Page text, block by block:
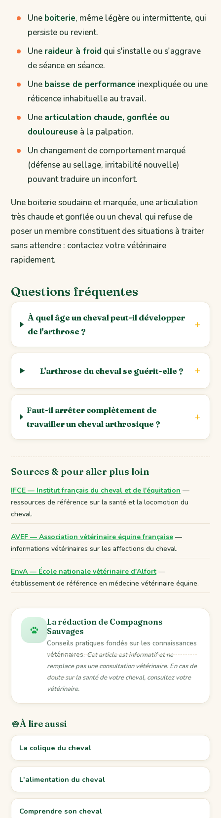
Une boiterie, même légère ou intermittente, qui
persiste ou revient.
Une raideur à froid qui s'installe ou s'aggrave
de séance en séance.
Une baisse de performance inexpliquée ou une
réticence inhabituelle au travail.
Une articulation chaude, gonflée ou
douloureuse à la palpation.
Un changement de comportement marqué
(défense au sellage, irritabilité nouvelle)
pouvant traduire un inconfort.
Une boiterie soudaine et marquée, une articulation
très chaude et gonflée ou un cheval qui refuse de
poser un membre constituent des situations à traiter
sans attendre : contactez votre vétérinaire
rapidement.
Questions fréquentes
À quel âge un cheval peut-il développer
de l'arthrose ?
L'arthrose du cheval se guérit-elle ?
Faut-il arrêter complètement de
travailler un cheval arthrosique ?
Sources & pour aller plus loin
IFCE — Institut français du cheval et de l'équitation —
ressources de référence sur la santé et la locomotion du
cheval.
AVEF — Association vétérinaire équine française —
informations vétérinaires sur les affections du cheval.
EnvA — École nationale vétérinaire d'Alfort —
établissement de référence en médecine vétérinaire équine.
La rédaction de Compagnons
Sauvages
Conseils pratiques fondés sur les connaissances
vétérinaires.Cet article est informatif et ne
remplace pas une consultation vétérinaire. En cas de
doute sur la santé de votre cheval, consultez votre
vétérinaire.
À lire aussi
La colique du cheval
L'alimentation du cheval
Comprendre son cheval